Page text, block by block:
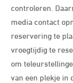
controleren.
media contact
reservering te
vroegtijdig te
om
van een plekje in